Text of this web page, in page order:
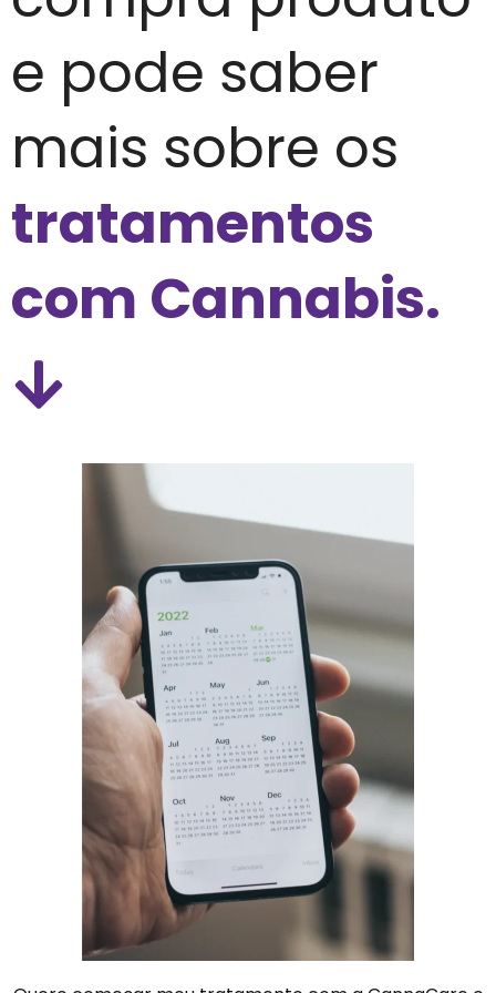
e pode saber
mais sobre os
tratamentos
com Cannabis.